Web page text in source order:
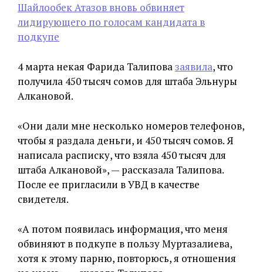
Шайлообек Атазов вновь обвиняет
лидирующего по голосам кандидата в
подкупе
4 марта некая Фарида Талиповазаявила, что
получила 450 тысяч сомов для штаба Эльнуры
Алкановой.
«Они дали мне несколько номеров телефонов,
чтобы я раздала деньги, и 450 тысяч сомов. Я
написала расписку, что взяла 450 тысяч для
штаба Алкановой», — рассказала Талипова.
После ее пригласили в УВД в качестве
свидетеля.
«А потом появилась информация, что меня
обвиняют в подкупе в пользу Муртазалиева,
хотя к этому парню, повторюсь, я отношения